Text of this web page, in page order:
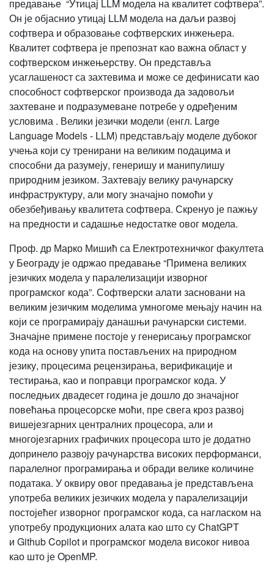
предавање “Утицај LLM модела на квалитет софтвера”.
Он је објаснио утицај LLM модела на даљи развој
софтвера и образовање софтверских инжењера.
Квалитет софтвера је препознат као важна област у
софтверском инжењерству. Он представља
усаглашеност са захтевима и може се дефинисати као
способност софтверског производа да задовољи
захтеване и подразумеване потребе у одређеним
условима . Велики језички модели (енгл. Large
Language Models - LLM) представљају моделе дубоког
учења који су тренирани на великим подацима и
способни да разумеју, генеришу и манипулишу
природним језиком. Захтевају велику рачунарску
инфраструктуру, али могу значајно помоћи у
обезбеђивању квалитета софтвера. Скренуо је пажњу
на предности и садашње недостатке овог модела.
Проф. др Марко Мишић са Електротехничког факултета
у Београду је одржао предавање “Примена великих
језичких модела у паралелизацији изворног
програмског кода”. Софтверски алати засновани на
великим језичким моделима умногоме мењају начин на
који се програмирају данашњи рачунарски системи.
Значајне примене постоје у генерисању програмског
кода на основу упита постављених на природном
језику, процесима рецензирања, верификације и
тестирања, као и поправци програмског кода. У
последњих двадесет година је дошло до значајног
повећања процесорске моћи, пре свега кроз развој
вишејезгарних централних процесора, али и
многојезгарних графичких процесора што је додатно
допринело развоју рачунарства високих перформанси,
паралелног програмирања и обради велике количине
података. У оквиру овог предавања је представљена
употреба великих језичких модела у паралелизацији
постојећег изворног програмског кода, са нагласком на
употребу продукционих алата као што су ChatGPT
и Github Copilot и програмског модела високог нивоа
као што је OpenMP.